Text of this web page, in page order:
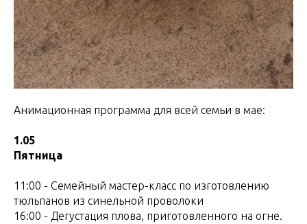
Анимационная программа для всей семьи в мае:
1.05
Пятница
11:00 - Семейный мастер-класс по изготовлению
тюльпанов из синельной проволоки
16:00 - Дегустация плова, приготовленного на огне.